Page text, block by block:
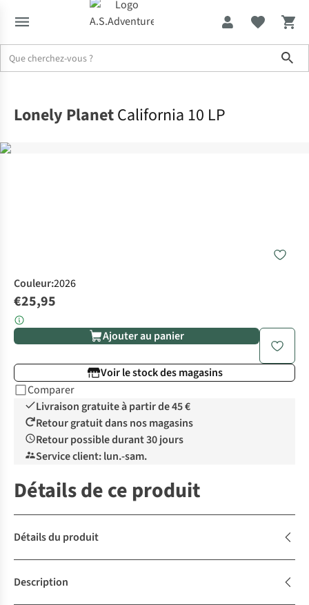
Lonely PlanetCalifornia 10 LP
Couleur:2026
€25,95
Ajouter au panier
Voir le stock des magasins
Comparer
Livraison gratuite à partir de 45 €
Retour gratuit dans nos magasins
Retour possible durant 30 jours
Service client: lun.-sam.
Détails de ce produit
Détails du produit
Description